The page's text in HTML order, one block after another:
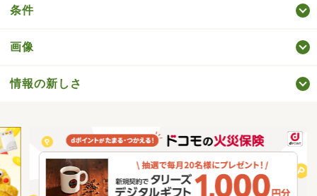
条件
画像
情報の新しさ